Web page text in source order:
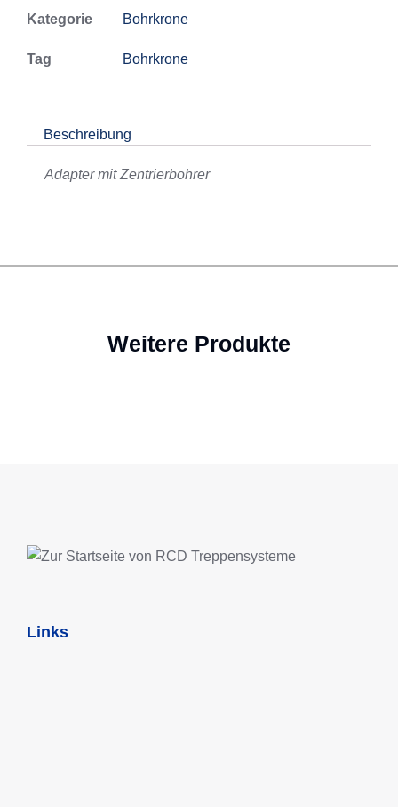
Kategorie Bohrkrone
Tag Bohrkrone
Beschreibung
Adapter mit Zentrierbohrer
Weitere Produkte
Links